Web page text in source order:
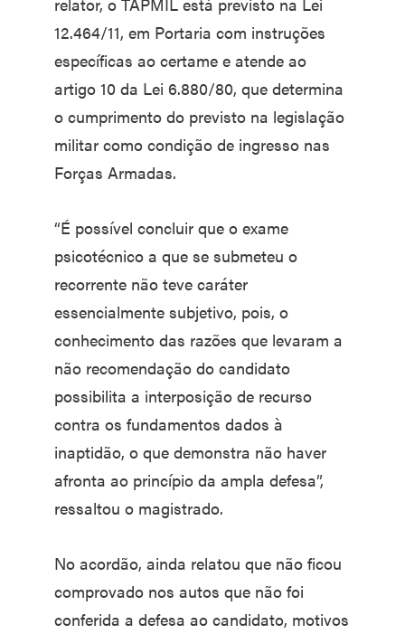
12.464/11, em Portaria com instruções
específicas ao certame e atende ao
artigo 10 da Lei 6.880/80, que determina
o cumprimento do previsto na legislação
militar como condição de ingresso nas
Forças Armadas.
“É possível concluir que o exame
psicotécnico a que se submeteu o
recorrente não teve caráter
essencialmente subjetivo, pois, o
conhecimento das razões que levaram a
não recomendação do candidato
possibilita a interposição de recurso
contra os fundamentos dados à
inaptidão, o que demonstra não haver
afronta ao princípio da ampla defesa”,
ressaltou o magistrado.
No acordão, ainda relatou que não ficou
comprovado nos autos que não foi
conferida a defesa ao candidato, motivos